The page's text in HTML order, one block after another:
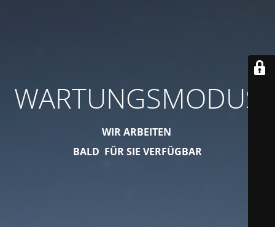
WARTUNGSMODUS
WIR ARBEITEN
BALD FÜR SIE VERFÜGBAR